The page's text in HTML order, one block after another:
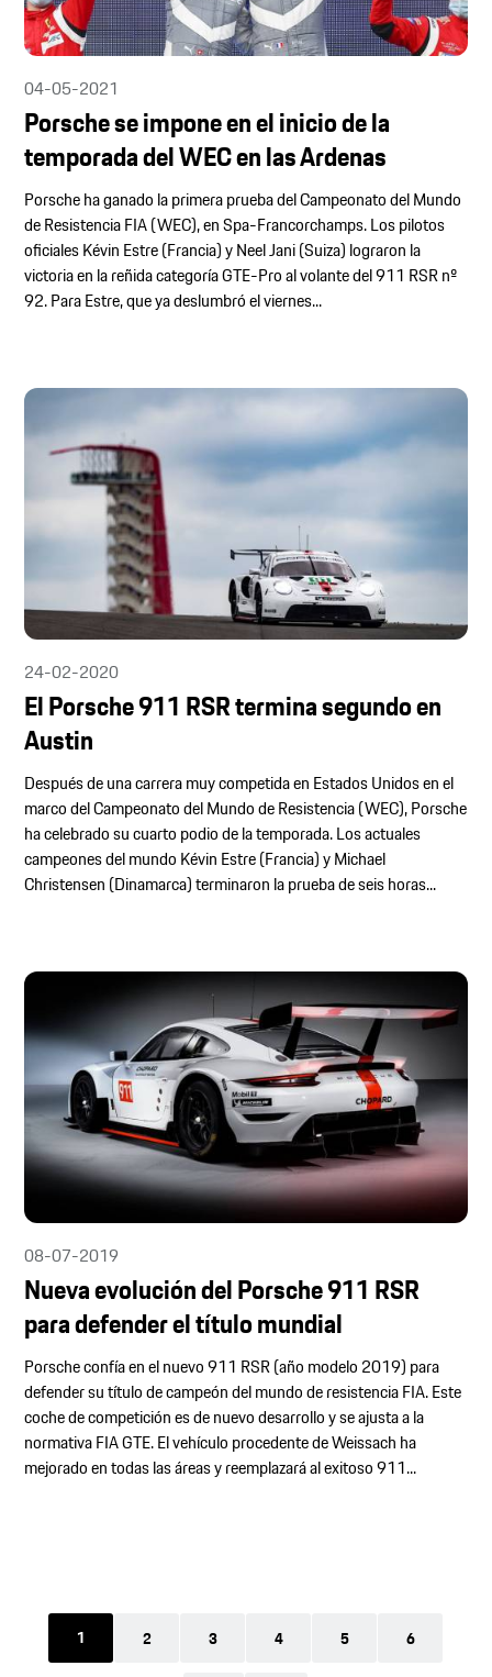
04-05-2021
Porsche se impone en el inicio de la
temporada del WEC en las Ardenas
Porsche ha ganado la primera prueba del Campeonato del Mundo
de Resistencia FIA (WEC), en Spa-Francorchamps. Los pilotos
oficiales Kévin Estre (Francia) y Neel Jani (Suiza) lograron la
victoria en la reñida categoría GTE-Pro al volante del 911 RSR nº
92. Para Estre, que ya deslumbró el viernes...
24-02-2020
El Porsche 911 RSR termina segundo en
Austin
Después de una carrera muy competida en Estados Unidos en el
marco del Campeonato del Mundo de Resistencia (WEC), Porsche
ha celebrado su cuarto podio de la temporada. Los actuales
campeones del mundo Kévin Estre (Francia) y Michael
Christensen (Dinamarca) terminaron la prueba de seis horas...
08-07-2019
Nueva evolución del Porsche 911 RSR
para defender el título mundial
Porsche confía en el nuevo 911 RSR (año modelo 2019) para
defender su título de campeón del mundo de resistencia FIA. Este
coche de competición es de nuevo desarrollo y se ajusta a la
normativa FIA GTE. El vehículo procedente de Weissach ha
mejorado en todas las áreas y reemplazará al exitoso 911...
Páginas
1 2 3 4 5 6